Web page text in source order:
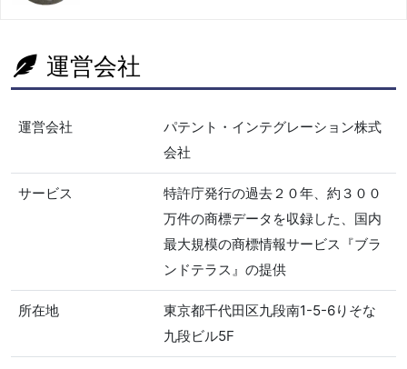
運営会社
運営会社
パテント・インテグレーション株式
会社
サービス
特許庁発行の過去２０年、約３００
万件の商標データを収録した、国内
最大規模の商標情報サービス『ブラ
ンドテラス』の提供
所在地
東京都千代田区九段南1-5-6りそな
九段ビル5F